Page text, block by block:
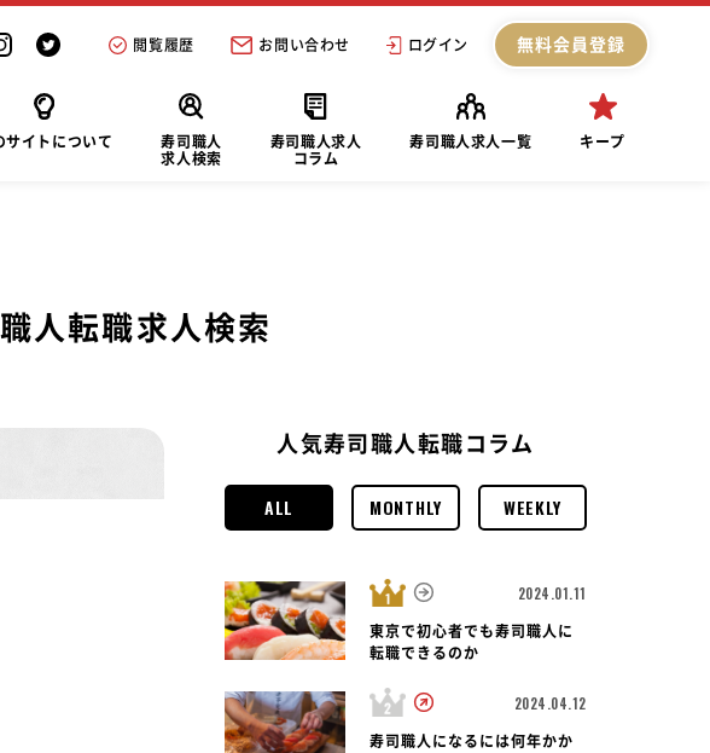
閲覧履歴 お問い合わせ ログイン 無料会員登録
サイトについて
寿司職人
求人検索
寿司職人求人
コラム
寿司職人求人一覧 キープ
人転職求人検索
人気寿司職人転職コラム
ALL MONTHLY WEEKLY
2024.01.11
東京で初心者でも寿司職人に
転職できるのか
2024.04.12
寿司職人になるには何年かか